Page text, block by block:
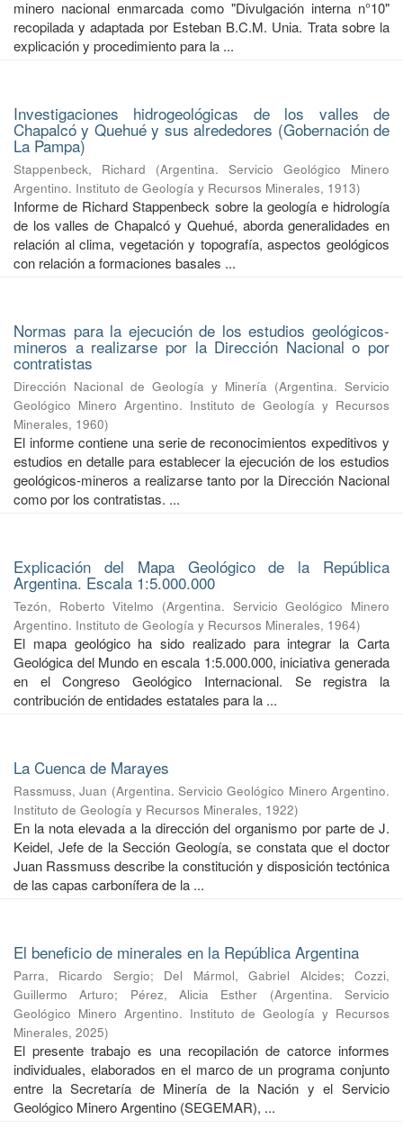
minero nacional enmarcada como "Divulgación interna n°10"
recopilada y adaptada por Esteban B.C.M. Unia. Trata sobre la
explicación y procedimiento para la ...
Investigaciones hidrogeológicas de los valles de
Chapalcó y Quehué y sus alrededores (Gobernación de
La Pampa)
Stappenbeck, Richard (Argentina. Servicio Geológico Minero
Argentino. Instituto de Geología y Recursos Minerales, 1913)
Informe de Richard Stappenbeck sobre la geología e hidrología
de los valles de Chapalcó y Quehué, aborda generalidades en
relación al clima, vegetación y topografía, aspectos geológicos
con relación a formaciones basales ...
Normas para la ejecución de los estudios geológicos-
mineros a realizarse por la Dirección Nacional o por
contratistas
Dirección Nacional de Geología y Minería (Argentina. Servicio
Geológico Minero Argentino. Instituto de Geología y Recursos
Minerales, 1960)
El informe contiene una serie de reconocimientos expeditivos y
estudios en detalle para establecer la ejecución de los estudios
geológicos-mineros a realizarse tanto por la Dirección Nacional
como por los contratistas. ...
Explicación del Mapa Geológico de la República
Argentina. Escala 1:5.000.000
Tezón, Roberto Vitelmo (Argentina. Servicio Geológico Minero
Argentino. Instituto de Geología y Recursos Minerales, 1964)
El mapa geológico ha sido realizado para integrar la Carta
Geológica del Mundo en escala 1:5.000.000, iniciativa generada
en el Congreso Geológico Internacional. Se registra la
contribución de entidades estatales para la ...
La Cuenca de Marayes
Rassmuss, Juan (Argentina. Servicio Geológico Minero Argentino.
Instituto de Geología y Recursos Minerales, 1922)
En la nota elevada a la dirección del organismo por parte de J.
Keidel, Jefe de la Sección Geología, se constata que el doctor
Juan Rassmuss describe la constitución y disposición tectónica
de las capas carbonífera de la ...
El beneficio de minerales en la República Argentina
Parra, Ricardo Sergio; Del Mármol, Gabriel Alcides;Cozzi,
Guillermo Arturo; Pérez, Alicia Esther (Argentina. Servicio
Geológico Minero Argentino. Instituto de Geología y Recursos
Minerales, 2025)
El presente trabajo es una recopilación de catorce informes
individuales, elaborados en el marco de un programa conjunto
entre la Secretaría de Minería de la Nación y el Servicio
Geológico Minero Argentino (SEGEMAR), ...